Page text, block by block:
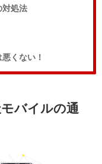
対処法
くない！
バイルの通